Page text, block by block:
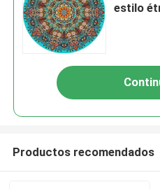
estilo
Productos recomendados